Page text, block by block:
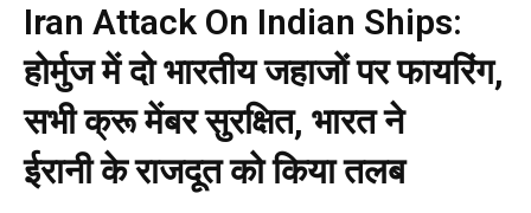
Iran Attack On Indian Ships:
होर्मुज में दो भारतीय जहाजों पर फायरिंग,
सभी क्रू मेंबर सुरक्षित, भारत ने
ईरानी के राजदूत को किया तलब